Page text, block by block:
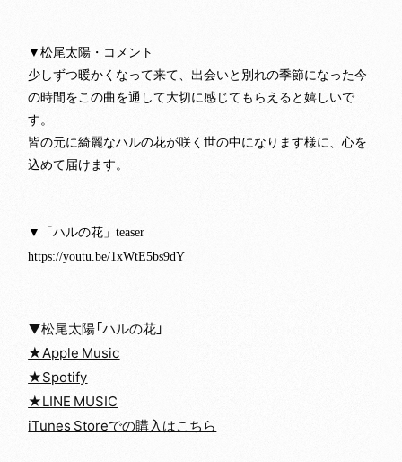
LIVE&EVENTS
VIDEO
BIOGRAPHY
DISCOGRAPHY
REQUEST
MAIL MAGAZINE
▼松尾太陽・コメント
少しずつ暖かくなって来て、出会いと別れの季節になった今
の時間をこの曲を通して大切に感じてもらえると嬉しいで
す。
皆の元に綺麗なハルの花が咲く世の中になります様に、心を
込めて届けます。
▼「ハルの花」teaser
https://youtu.be/1xWtE5bs9dY
▼松尾太陽「ハルの花」
★Apple Music
★Spotify
★LINE MUSIC
iTunes Storeでの購入はこちら